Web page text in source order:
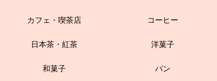
カフェ・喫茶店 コーヒー
日本茶・紅茶 洋菓子
和菓子 パン